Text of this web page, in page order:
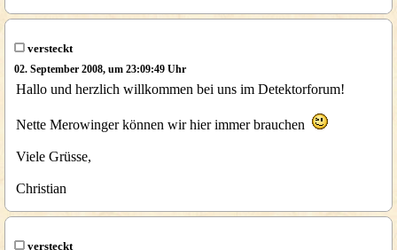
versteckt
02. September 2008, um 23:09:49 Uhr
Hallo und herzlich willkommen bei uns im Detektorforum!
Nette Merowinger können wir hier immer brauchen
Viele Grüsse,
Christian
versteckt